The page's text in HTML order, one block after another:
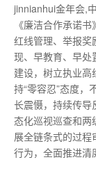
jinnianhui金年会,
《廉洁合作承诺
红线管理、举报奖
现、早教育、早处
建设，树立执业
持“零容忍”态度，
长震慑，持续传导
态化巡视巡查和两
展全链条式的过
行为，全面推进清